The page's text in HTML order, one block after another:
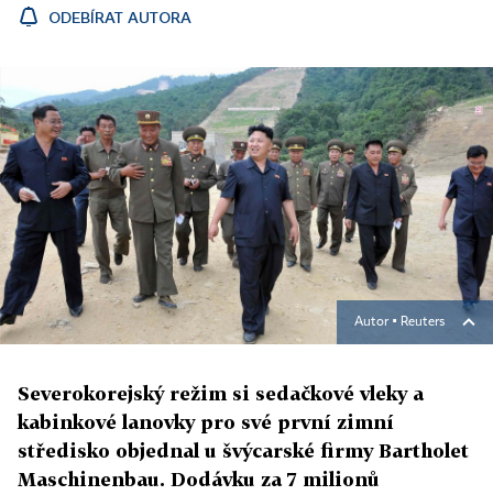
ODEBÍRAT AUTORA
Autor ▪ Reuters
Severokorejský režim si sedačkové vleky a
kabinkové lanovky pro své první zimní
středisko objednal u švýcarské firmy Bartholet
Maschinenbau. Dodávku za 7 milionů